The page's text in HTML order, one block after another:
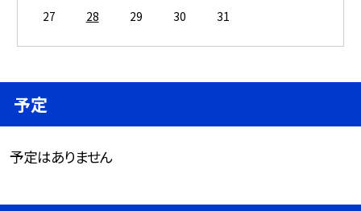
27
28 29 30 31
予定
予定はありません